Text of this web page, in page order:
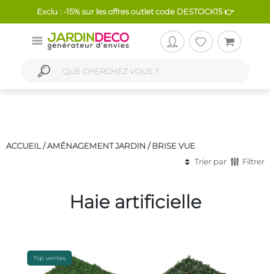
Exclu : -15% sur les offres outlet code DESTOCK15 👉
ACCUEIL /AMÉNAGEMENT JARDIN /BRISE VUE
Trier par
Filtrer
Haie artificielle
Top ventes